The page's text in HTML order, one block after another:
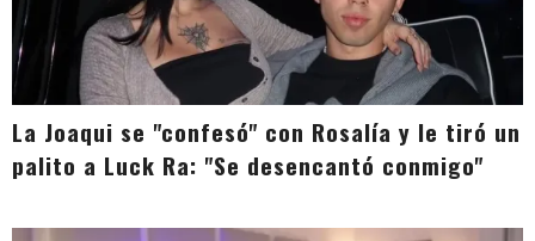
La Joaqui se "confesó" con Rosalía y le tiró un
palito a Luck Ra: "Se desencantó conmigo"